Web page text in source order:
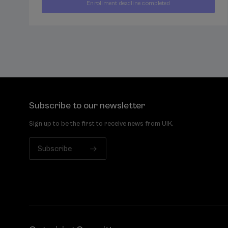
... FROM400
Last
places
Free
Date
expired
Enrollment deadline completed
Subscribe to our newsletter
Sign up to be the first to receive news from UIK.
Subscribe